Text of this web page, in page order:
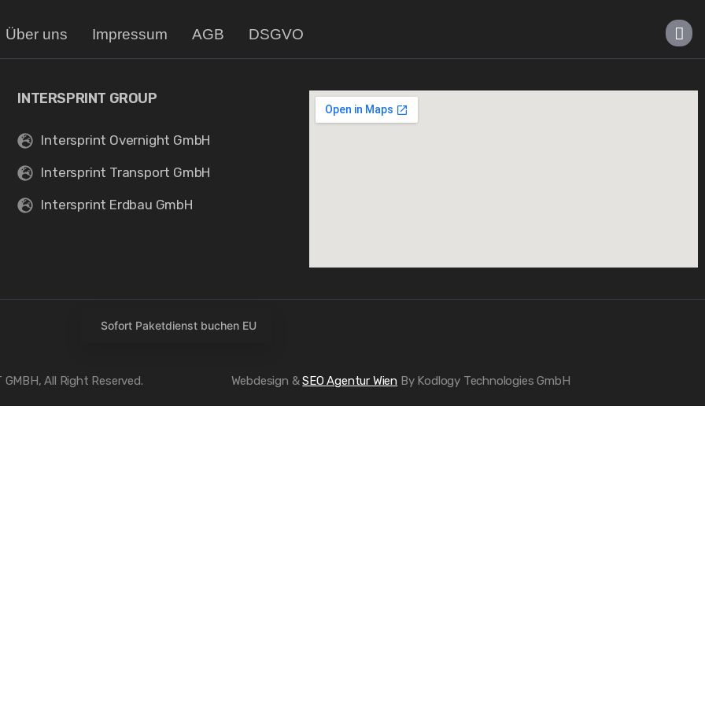
Über uns Impressum AGB DSGVO
INTERSPRINT GROUP
Intersprint Overnight GmbH
Intersprint Transport GmbH
Intersprint Erdbau GmbH
Sofort Paketdienst buchen EU
All Right Reserved. Webdesign &SEO Agentur Wien By Kodlogy Technologies GmbH